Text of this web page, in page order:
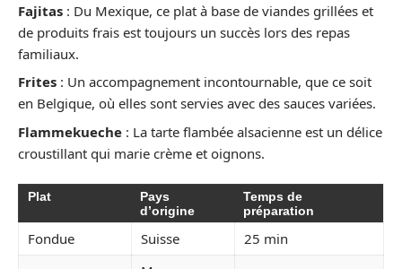
Fajitas : Du Mexique, ce plat à base de viandes grillées et
de produits frais est toujours un succès lors des repas
familiaux.
Frites : Un accompagnement incontournable, que ce soit
en Belgique, où elles sont servies avec des sauces variées.
Flammekueche : La tarte flambée alsacienne est un délice
croustillant qui marie crème et oignons.
Plat
Pays
d’origine
Temps de
préparation
Fondue Suisse
25 min